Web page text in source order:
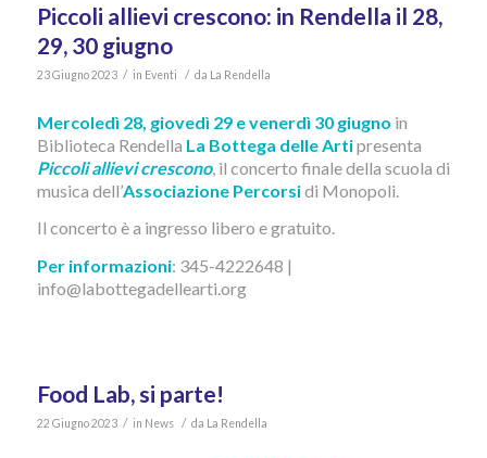
Piccoli allievi crescono: in Rendella il 28,
29, 30 giugno
23 Giugno 2023 / in Eventi / da La Rendella
Mercoledì 28, giovedì 29 e venerdì 30 giugno in
Biblioteca Rendella La Bottega delle Artipresenta
Piccoli allievi crescono, il concerto finale della scuola di
musica dell’Associazione Percorsidi Monopoli.
Il concerto è a ingresso libero e gratuito.
Per informazioni: 345-4222648 |
info@labottegadellearti.org
Food Lab, si parte!
22 Giugno 2023 / in News / da La Rendella